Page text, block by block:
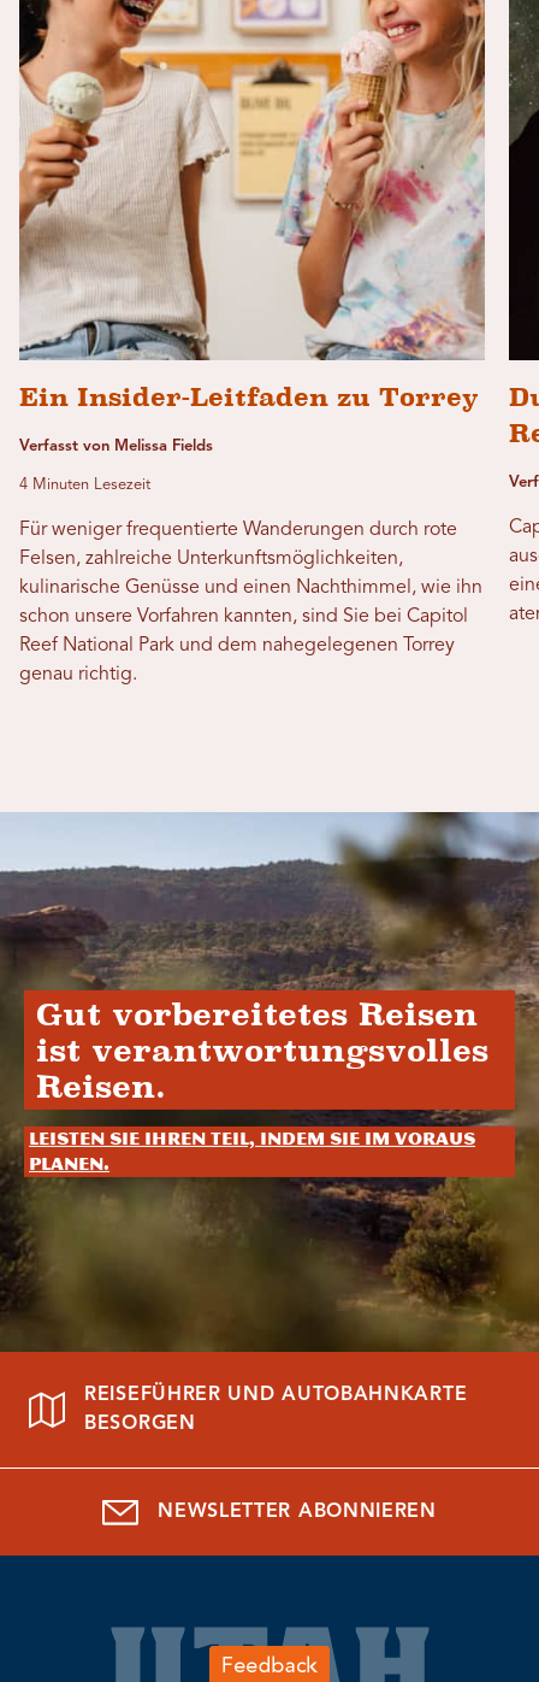
Ein Insider-Leitfaden zu Torrey
Verfasst von Melissa Fields
4 Minuten Lesezeit
Für weniger frequentierte Wanderungen durch rote
Felsen, zahlreiche Unterkunftsmöglichkeiten,
kulinarische Genüsse und einen Nachthimmel, wie ihn
schon unsere Vorfahren kannten, sind Sie bei Capitol
Reef National Park und dem nahegelegenen Torrey
genau richtig.
Gut vorbereitetes Reisen
ist verantwortungsvolles
Reisen.
Leisten Sie Ihren Teil, indem Sie im Voraus
planen.
REISEFÜHRER UND AUTOBAHNKARTE
BESORGEN
NEWSLETTER ABONNIEREN